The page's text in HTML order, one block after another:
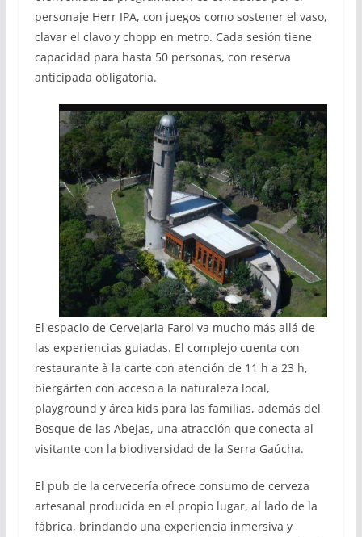
personaje Herr IPA, con juegos como sostener el vaso,
clavar el clavo y chopp en metro. Cada sesión tiene
capacidad para hasta 50 personas, con reserva
anticipada obligatoria.
El espacio de Cervejaria Farol va mucho más allá de
las experiencias guiadas. El complejo cuenta con
restaurante à la carte con atención de 11 h a 23 h,
biergärten con acceso a la naturaleza local,
playground y área kids para las familias, además del
Bosque de las Abejas, una atracción que conecta al
visitante con la biodiversidad de la Serra Gaúcha.
El pub de la cervecería ofrece consumo de cerveza
artesanal producida en el propio lugar, al lado de la
fábrica, brindando una experiencia inmersiva y